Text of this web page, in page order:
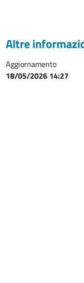
Altre
Aggiornamento
18/05/2026 14:27